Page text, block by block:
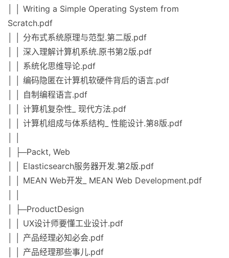
│ │ Writing a Simple Operating System from
Scratch.pdf
│ │ 分布式系统原理与范型.第二版.pdf
│ │ 深入理解计算机系统.原书第2版.pdf
│ │ 系统化思维导论.pdf
│ │ 编码隐匿在计算机软硬件背后的语言.pdf
│ │ 自制编程语言.pdf
│ │ 计算机复杂性_ 现代方法.pdf
│ │ 计算机组成与体系结构_ 性能设计.第8版.pdf
│ ├─Packt, Web
│ │ Elasticsearch服务器开发.第2版.pdf
│ │ MEAN Web开发_ MEAN Web Development.pdf
│ ├─ProductDesign
│ │ UX设计师要懂工业设计.pdf
│ │ 产品经理必知必会.pdf
│ │ 产品经理那些事儿.pdf